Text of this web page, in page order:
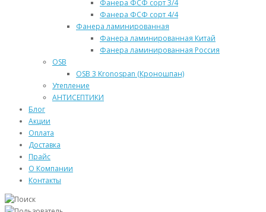
Фанера ФСФ сорт 3/4
Фанера ФСФ сорт 4/4
Фанера ламинированная
Фанера ламинированная Китай
Фанера ламинированная Россия
OSB
OSB 3 Kronospan (Кроношпан)
Утепление
АНТИСЕПТИКИ
Блог
Акции
Оплата
Доставка
Прайс
О Компании
Контакты